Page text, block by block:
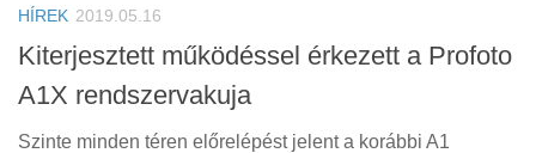
HÍREK 2019.05.16
Kiterjesztett működéssel érkezett a Profoto
A1X rendszervakuja
Szinte minden téren előrelépést jelent a korábbi A1